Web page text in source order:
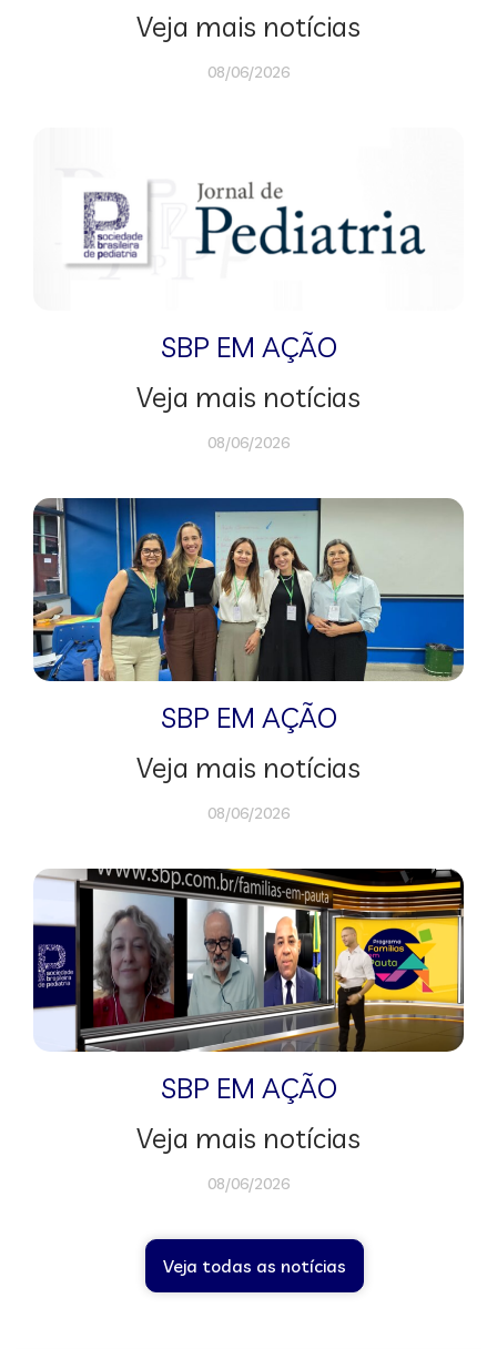
Veja mais notícias
08/06/2026
SBP EM AÇÃO
Veja mais notícias
08/06/2026
SBP EM AÇÃO
Veja mais notícias
08/06/2026
SBP EM AÇÃO
Veja mais notícias
08/06/2026
Veja todas as notícias